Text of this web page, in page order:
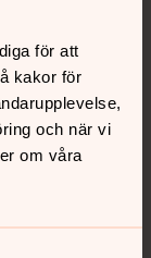
för att
kakor för
och när vi
om våra